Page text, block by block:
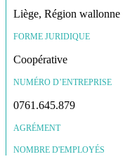
Liège, Région wallonne
FORME JURIDIQUE
Coopérative
NUMÉRO D’ENTREPRISE
0761.645.879
AGRÉMENT
NOMBRE D'EMPLOYÉS